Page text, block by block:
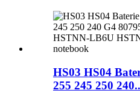
HS03 HS04
255 245 250